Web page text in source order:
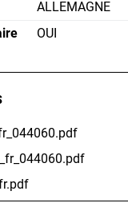
ALLEMAGNE
OUI